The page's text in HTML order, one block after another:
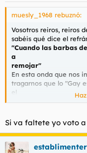
muesly_1968 rebuznó:
Vosotros reiros, reiros
sabéis qué dice el
"Cuando las barbas
a
remojar"
En esta onda que nos
tragarnos que lo "Gay
el
candidato de España
Si va faltete yo voto